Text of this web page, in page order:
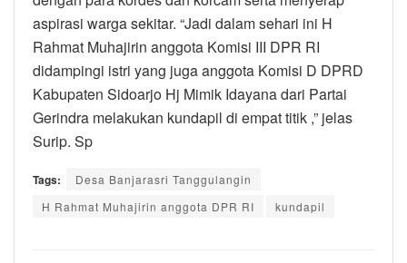
aspirasi warga sekitar. “Jadi dalam sehari ini H
Rahmat Muhajirin anggota Komisi III DPR RI
didampingi istri yang juga anggota Komisi D DPRD
Kabupaten Sidoarjo Hj Mimik Idayana dari Partai
Gerindra melakukan kundapil di empat titik ,” jelas
Surip. Sp
Tags:
Desa Banjarasri Tanggulangin
H Rahmat Muhajirin anggota DPR RI
kundapil